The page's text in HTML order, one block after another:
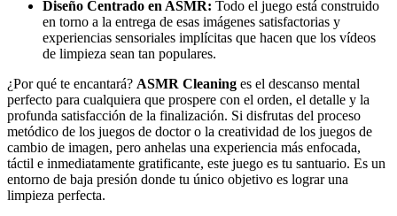
Diseño Centrado en ASMR: Todo el juego está construido
en torno a la entrega de esas imágenes satisfactorias y
experiencias sensoriales implícitas que hacen que los vídeos
de limpieza sean tan populares.
¿Por qué te encantará? ASMR Cleaning es el descanso mental
perfecto para cualquiera que prospere con el orden, el detalle y la
profunda satisfacción de la finalización. Si disfrutas del proceso
metódico de los juegos de doctor o la creatividad de los juegos de
cambio de imagen, pero anhelas una experiencia más enfocada,
táctil e inmediatamente gratificante, este juego es tu santuario. Es un
entorno de baja presión donde tu único objetivo es lograr una
limpieza perfecta.